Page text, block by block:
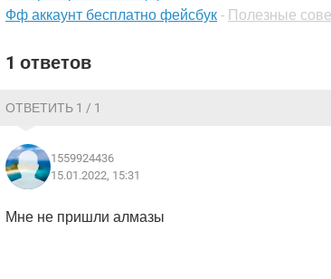
Фф аккаунт бесплатно фейсбук - Полезные
1 ответов
ОТВЕТИТЬ 1 / 1
1559924436
15.01.2022, 15:31
Мне не пришли алмазы